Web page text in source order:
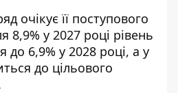
очікує її поступового
8,9% у 2027 році рівень
до 6,9% у 2028 році, а у
до цільового